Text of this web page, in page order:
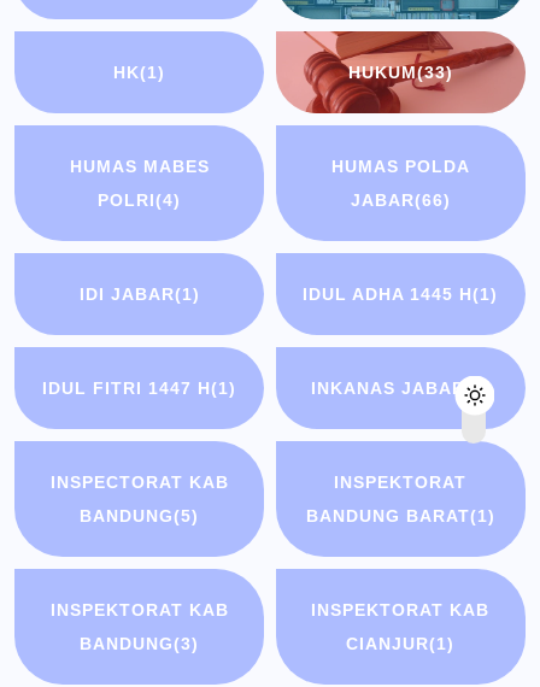
HK(1) HUKUM(33)
HUMAS MABES
POLRI(4)
HUMAS POLDA
JABAR(66)
IDI JABAR(1) IDUL ADHA 1445 H(1)
IDUL FITRI 1447 H(1) INKANAS JABAR (1)
INSPECTORAT KAB
BANDUNG(5)
INSPEKTORAT
BANDUNG BARAT(1)
INSPEKTORAT KAB
BANDUNG(3)
INSPEKTORAT KAB
CIANJUR(1)